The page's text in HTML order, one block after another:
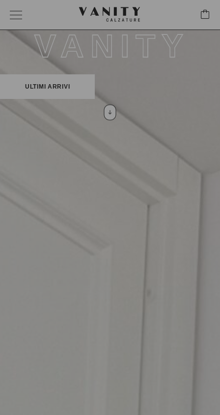
VANITY
ULTIMI ARRIVI